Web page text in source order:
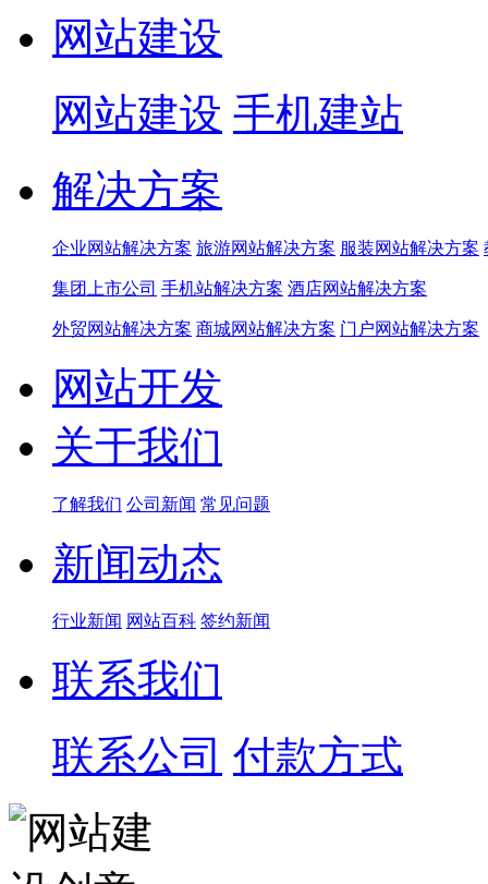
网站建设
网站建设 手机建站
解决方案
企业网站解决方案 旅游网站解决方案 服装网站解决方案
集团上市公司 手机站解决方案 酒店网站解决方案
外贸网站解决方案 商城网站解决方案 门户网站解决方案
网站开发
关于我们
了解我们 公司新闻 常见问题
新闻动态
行业新闻 网站百科 签约新闻
联系我们
联系公司 付款方式